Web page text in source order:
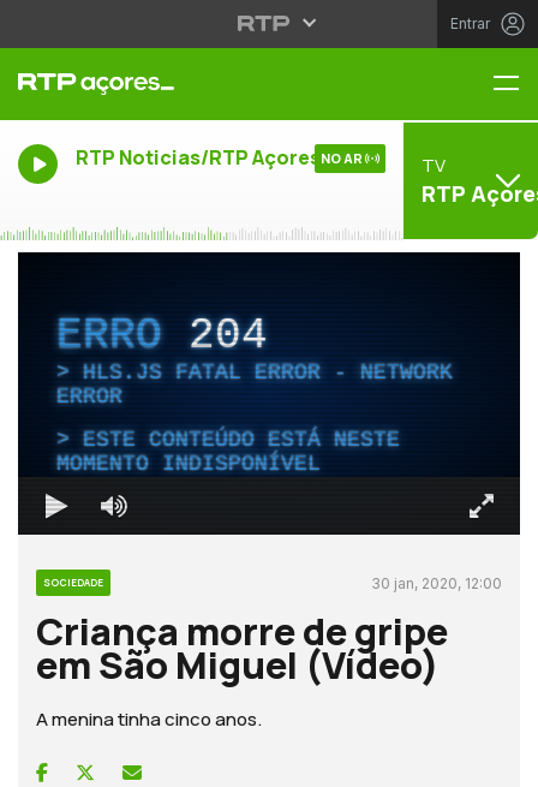
Entrar
RTP Noticias/RTP Açores NO AR TV
RTP
ERRO204
HLS.JS FATAL ERROR - NETWORK
ERROR
ESTE CONTEÚDO ESTÁ NESTE
MOMENTO INDISPONÍVEL
SOCIEDADE 30 jan, 2020, 12:00
Criança morre de gripe
em São Miguel (Vídeo)
A menina tinha cinco anos.